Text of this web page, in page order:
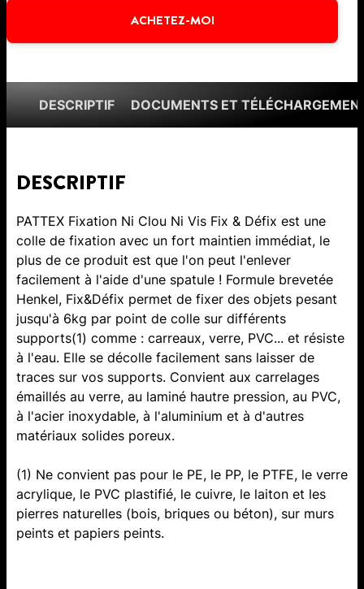
ACHETEZ-MOI
DESCRIPTIF DOCUMENTS ET
DESCRIPTIF
PATTEX Fixation Ni Clou Ni Vis Fix & Défix est une
colle de fixation avec un fort maintien immédiat, le
plus de ce produit est que l'on peut l'enlever
facilement à l'aide d'une spatule ! Formule brevetée
Henkel, Fix&Défix permet de fixer des objets pesant
jusqu'à 6kg par point de colle sur différents
supports(1) comme : carreaux, verre, PVC... et résiste
à l'eau. Elle se décolle facilement sans laisser de
traces sur vos supports. Convient aux carrelages
émaillés au verre, au laminé hautre pression, au PVC,
à l'acier inoxydable, à l'aluminium et à d'autres
matériaux solides poreux.
(1) Ne convient pas pour le PE, le PP, le PTFE, le verre
acrylique, le PVC plastifié, le cuivre, le laiton et les
pierres naturelles (bois, briques ou béton), sur murs
peints et papiers peints.